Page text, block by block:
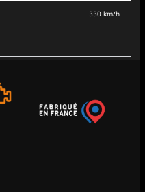
330 km/h